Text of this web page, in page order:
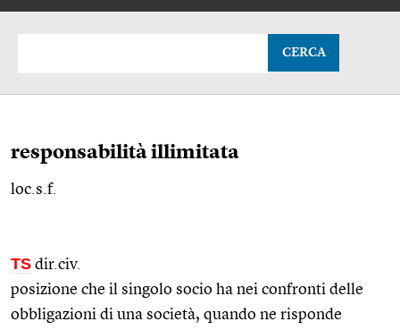
CERCA
responsabilità illimitata
loc.s.f.
TS dir.civ.
posizione che il singolo socio ha nei confronti delle
obbligazioni di una società, quando ne risponde